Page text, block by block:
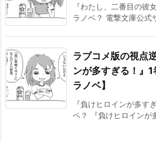
『わたし、二番目の彼
ラノベ？ 電撃文庫公式
ラブコメ版の視点
ンが多すぎる！』1
ラノベ】
『負けヒロインが多す
ベ？ 『負けヒロインが